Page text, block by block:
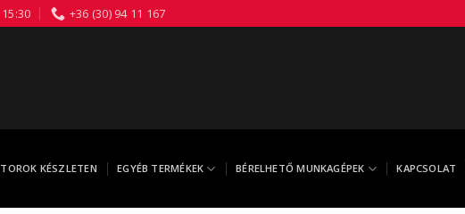
+36 (30) 94 11 167
KÉSZLETEN EGYÉB TERMÉKEK BÉRELHETŐ MUNKAGÉPEK KAPCSOLAT